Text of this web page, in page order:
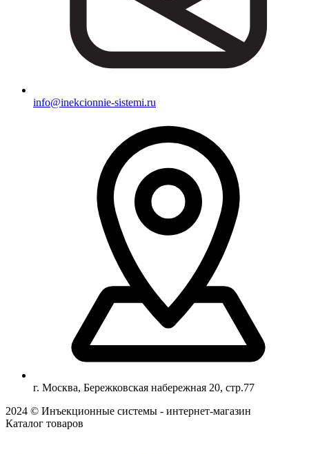
info@inekcionnie-sistemi.ru
г. Москва, Бережковская набережная 20, стр.77
2024 © Инъекционные системы - интернет-магазин
Каталог товаров